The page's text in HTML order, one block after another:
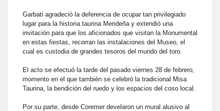
Garbati agradeció la deferencia de ocupar tan privilegiado
lugar para la historia taurina Merideña y extendió una
invitación para que los aficionados que visitan la Monumental
en estas fiestas, recorran las instalaciones del Museo, el
cual es custodia de grandes tesoros del mundo del toro.
El acto se efectuó la tarde del pasado viernes 28 de febrero,
momento en el que también se celebró la tradicional Misa
Taurina, la bendición del ruedo y los espacios del coso local.
Por su parte, desde Coremer develaron un mural alusivo al